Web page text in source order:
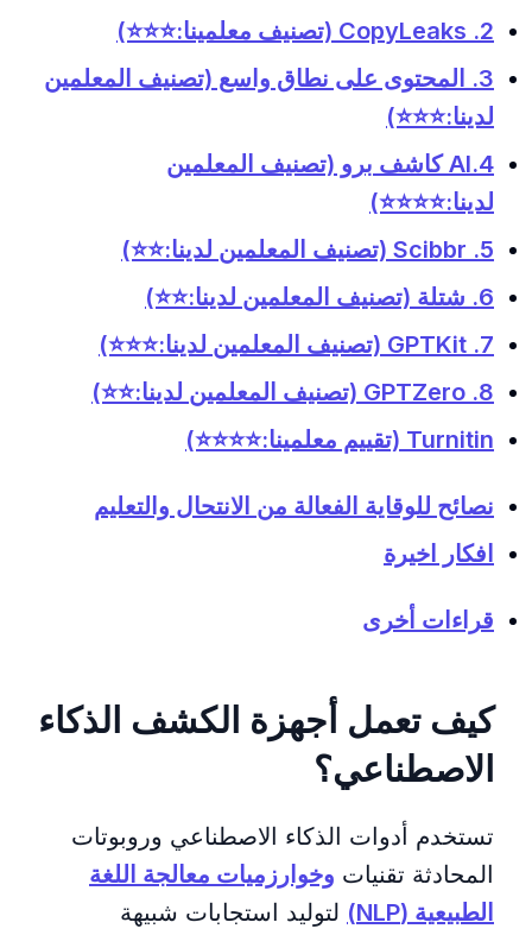
2. CopyLeaks (تصنيف معلمينا:⭐️⭐️⭐️)
3. المحتوى على نطاق واسع (تصنيف المعلمين
لدينا:⭐️⭐️⭐️)
4.AI كاشف برو (تصنيف المعلمين
لدينا:⭐️⭐️⭐️⭐️)
5. Scibbr (تصنيف المعلمين لدينا:⭐️⭐️)
6. شتلة (تصنيف المعلمين لدينا:⭐️⭐️)
7. GPTKit (تصنيف المعلمين لدينا:⭐️⭐️⭐️)
8. GPTZero (تصنيف المعلمين لدينا:⭐️⭐️)
Turnitin (تقييم معلمينا:⭐️⭐️⭐️⭐️)
نصائح للوقاية الفعالة من الانتحال والتعليم
افكار اخيرة
قراءات أخرى
كيف تعمل أجهزة الكشف الذكاء
الاصطناعي؟
تستخدم أدوات الذكاء الاصطناعي وروبوتات
المحادثة تقنيات وخوارزميات معالجة اللغة
الطبيعية (NLP)
لتوليد استجابات شبيهة